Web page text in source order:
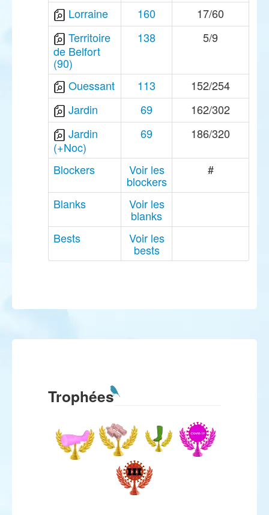
Lorraine 160
17/60
Territoire
de Belfort
(90)
138 5/9
Ouessant 113
152/254
Jardin
69
162/302
Jardin
(+Noc)
69 186/320
Blockers Voir les
blockers
#
Blanks Voir les
blanks
Bests
Voir les
bests
Trophées